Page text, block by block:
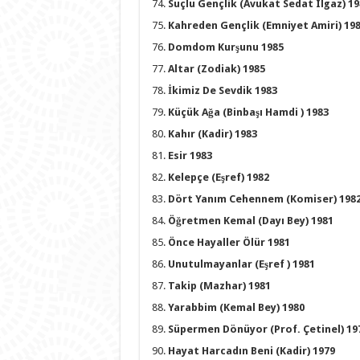
Suçlu Gençlik (Avukat Sedat Ilgaz)
Kahreden Gençlik (Emniyet Amiri)
Domdom Kurşunu 1985
Altar (Zodiak) 1985
İkimiz De Sevdik 1983
Küçük Ağa (Binbaşı Hamdi ) 1983
Kahır (Kadir) 1983
Esir 1983
Kelepçe (Eşref) 1982
Dört Yanım Cehennem (Komiser)
Öğretmen Kemal (Dayı Bey) 1981
Önce Hayaller Ölür 1981
Unutulmayanlar (Eşref ) 1981
Takip (Mazhar) 1981
Yarabbim (Kemal Bey) 1980
Süpermen Dönüyor (Prof. Çetinel)
Hayat Harcadın Beni (Kadir) 1979